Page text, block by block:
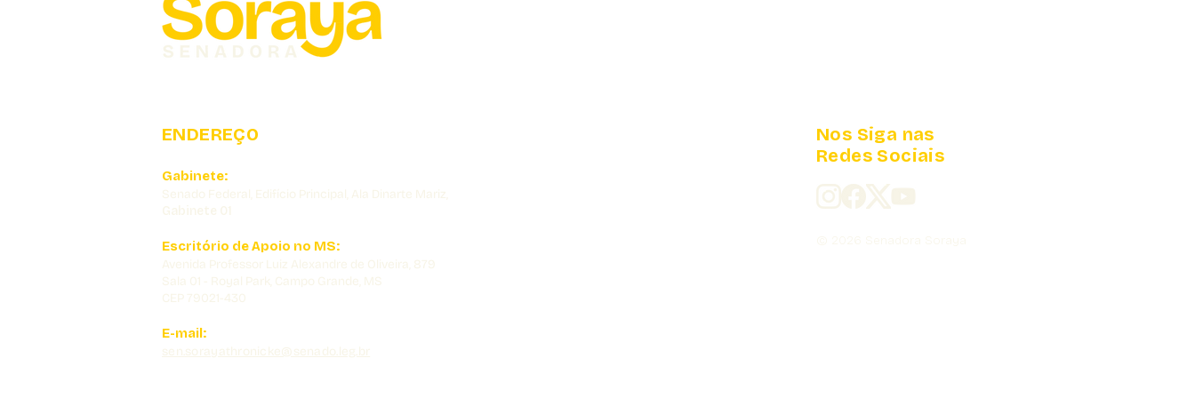
ENDEREÇO
Gabinete:
Senado Federal, Edifício Principal, Ala Dinarte Mariz,
Gabinete 01
Escritório de Apoio no MS:
Avenida Professor Luiz Alexandre de Oliveira, 879
Sala 01 - Royal Park, Campo Grande, MS
CEP 79021-430
E-mail:
sen.sorayathronicke@senado.leg.br
Nos Siga nas
Redes Sociais
© 2026 Senadora Soraya